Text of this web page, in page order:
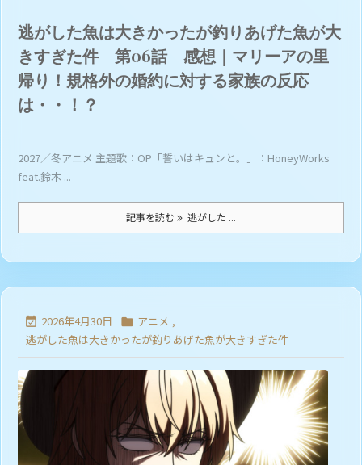
逃がした魚は大きかったが釣りあげた魚が大
きすぎた件 第06話 感想｜マリーアの里
帰り！規格外の婚約に対する家族の反応
は・・！？
2027／冬アニメ 主題歌：OP「誓いはキュンと。」：HoneyWorks
feat.鈴木 ...
記事を読む 逃がした ...
 2026年4月30日  アニメ ,
逃がした魚は大きかったが釣りあげた魚が大きすぎた件